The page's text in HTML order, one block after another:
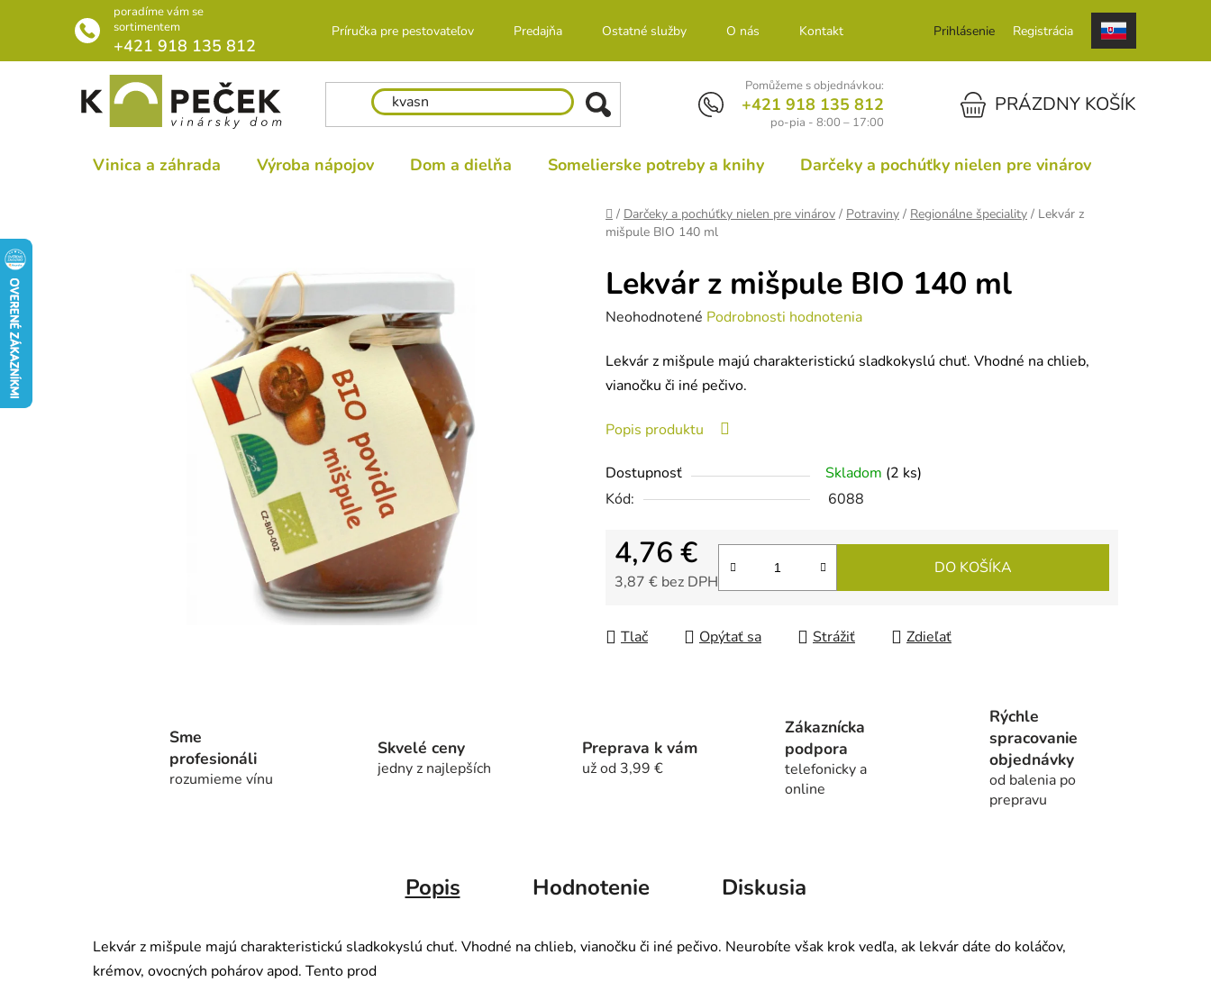
poradíme vám se
sortimentem
+421 918 135 812
Príručka pre pestovateľov Predajňa Ostatné služby O nás Kontakt Prihlásenie Registrácia
Pomůžeme s objednávkou:
+421 918 135 812
po-pia - 8:00 – 17:00
NÁKUPNÝ KOŠÍKPRÁZDNY KOŠÍK
Vinica a záhrada Výroba nápojov Dom a dielňa Somelierske potreby a knihy Darčeky a pochúťky nielen pre vinárov
Domov
/ Darčeky a pochúťky nielen pre vinárov / Potraviny / Regionálne špeciality / Lekvár z
mišpule BIO 140 ml
Lekvár z mišpule BIO 140 ml
Priemerné
produktu
je
z
5
hviezdičiek.
Neohodnotené Podrobnosti hodnotenia
Lekvár z mišpule majú charakteristickú sladkokyslú chuť. Vhodné na chlieb,
vianočku či iné pečivo.
Popis produktu
Dostupnosť Skladom (2 ks)
Kód:
6088
4,76 €
3,87 € bez DPH
DO KOŠÍKA
Tlač Opýtať sa Strážiť Zdieľať
Sme
profesionáli
rozumieme vínu
Skvelé ceny
jedny z najlepších
Preprava k vám
už od 3,99 €
Zákaznícka
podpora
telefonicky a
online
Rýchle
spracovanie
objednávky
od balenia po
prepravu
Popis Hodnotenie Diskusia
Lekvár z mišpule majú charakteristickú sladkokyslú chuť. Vhodné na chlieb, vianočku či iné pečivo. Neurobíte však krok vedľa, ak lekvár dáte do koláčov,
krémov, ovocných pohárov apod. Tento prod